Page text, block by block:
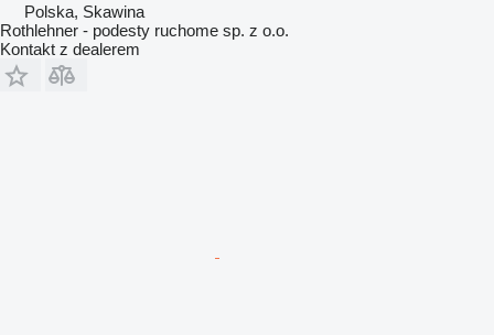
Polska, Skawina
Rothlehner - podesty ruchome sp. z o.o.
Kontakt z dealerem